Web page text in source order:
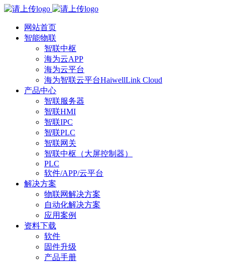
网站首页
智能物联
智联中枢
海为云APP
海为云平台
海为智联云平台HaiwellLink Cloud
产品中心
智联服务器
智联HMI
智联IPC
智联PLC
智联网关
智联中枢（大屏控制器）
PLC
软件/APP/云平台
解决方案
物联网解决方案
自动化解决方案
应用案例
资料下载
软件
固件升级
产品手册